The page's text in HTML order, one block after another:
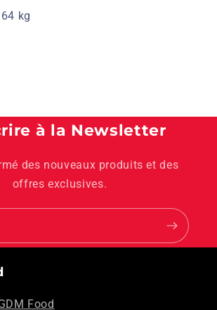
kg
à la Newsletter
des nouveaux produits et des
offres exclusives.
Food